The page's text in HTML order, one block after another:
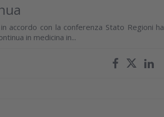
accordo con la conferenza Stato Regioni ha
in medicina in...